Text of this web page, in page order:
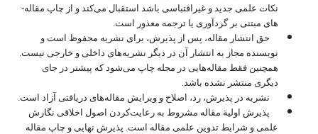
نکات علمی جدید و غیراقتباسی باشد استقبال می‌کند و از چاپ مقاله‌­
های مبتنی بر گردآوری یا ترجمه معذور است.
حق انتشار مقاله، پس از پذیرش، برای نشریه محفوظ است و
نویسنده مجاز به انتشار آن در دیگر نشریه­‌های داخلی و خارجی نیست.
همچنین فقط مقاله­‌هایی در مجله چاپ می­‌شود که پیشتر در جای
دیگری منتشر نشده باشد.
نشریه در پذیرش، رد، اصلاح و ویرایش مقاله‌های دریافتی آزاد است.
پذیرش اولیة مقاله مشروط به رعایت‌کردن اصول اخلاقی نگارش
علمی و شرایط تدوین علمی مقاله است. پذیرش نهایی و چاپ مقاله